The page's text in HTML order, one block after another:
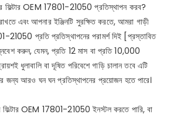
ফিল্টার OEM 17801-21050 প্রতিস্থাপন করব?
এবং আপনার ইঞ্জিনটি সুরক্ষিত করতে, আমরা গাড়ী
21050 প্রতি প্রতিস্থাপনের পরামর্শ দিই [প্রস্তাবিত
করুন, যেমন, প্রতি 12 মাস বা প্রতি 10,000
ধুলাবালি বা দূষিত পরিবেশে গাড়ি চালান তবে এটি
জন্য আরও ঘন ঘন প্রতিস্থাপনের প্রয়োজন হতে পারে।
ফিল্টার OEM 17801-21050 ইনস্টল করতে পারি, বা